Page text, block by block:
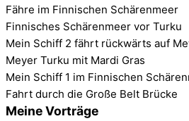
Fähre im Finnischen Schärenmeer
Finnisches Schärenmeer vor Turku
Mein Schiff 2 fährt rückwärts auf
Meyer Turku mit Mardi Gras
Mein Schiff 1 im Finnischen
Fahrt durch die Große Belt Brücke
Meine Vorträge